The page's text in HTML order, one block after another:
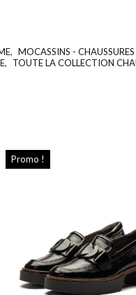
, MOCASSINS - CHAUSSURES
,
TOUTE LA COLLECTION
Promo !